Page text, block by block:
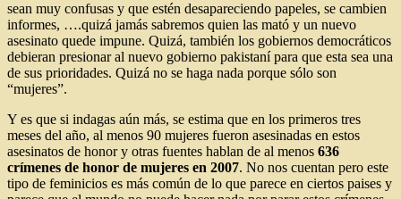
sean muy confusas y que estén desapareciendo papeles, se cambien
informes, ….quizá jamás sabremos quien las mató y un nuevo
asesinato quede impune. Quizá, también los gobiernos democráticos
debieran presionar al nuevo gobierno pakistaní para que esta sea una
de sus prioridades. Quizá no se haga nada porque sólo son
“mujeres”.
Y es que si indagas aún más, se estima que en los primeros tres
meses del año, al menos 90 mujeres fueron asesinadas en estos
asesinatos de honor y otras fuentes hablan de al menos 636
crímenes de honor de mujeres en 2007. No nos cuentan pero este
tipo de feminicios es más común de lo que parece en ciertos paises y